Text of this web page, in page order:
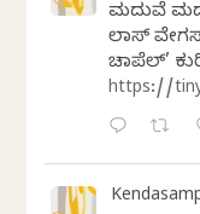
ಮದುವೆ
ಲಾಸ್‌
ಚಾಪೆಲ್’
https://